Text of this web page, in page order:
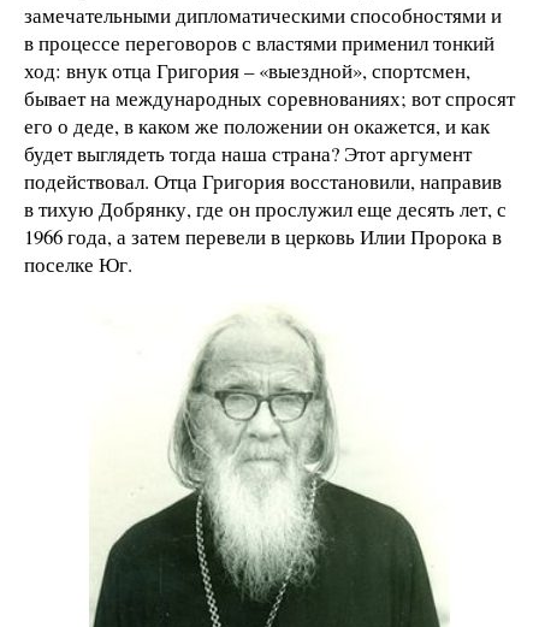
замечательными дипломатическими способностями и
в процессе переговоров с властями применил тонкий
ход: внук отца Григория – «выездной», спортсмен,
бывает на международных соревнованиях; вот спросят
его о деде, в каком же положении он окажется, и как
будет выглядеть тогда наша страна? Этот аргумент
подействовал. Отца Григория восстановили, направив
в тихую Добрянку, где он прослужил еще десять лет, с
1966 года, а затем перевели в церковь Илии Пророка в
поселке Юг.